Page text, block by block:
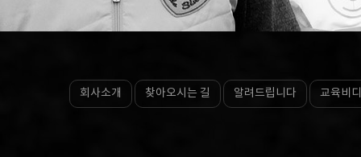
회사소개 찾아오시는 길 알려드립니다 교육비